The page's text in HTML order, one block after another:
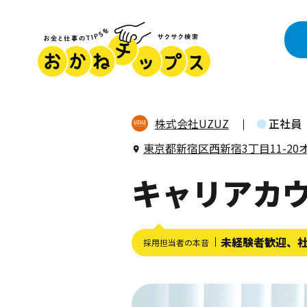
株式会社UZUZ
正社員
東京都新宿区西新宿3丁目11-20
キャリアカ
採用担当者の本音 未経験者歓迎、